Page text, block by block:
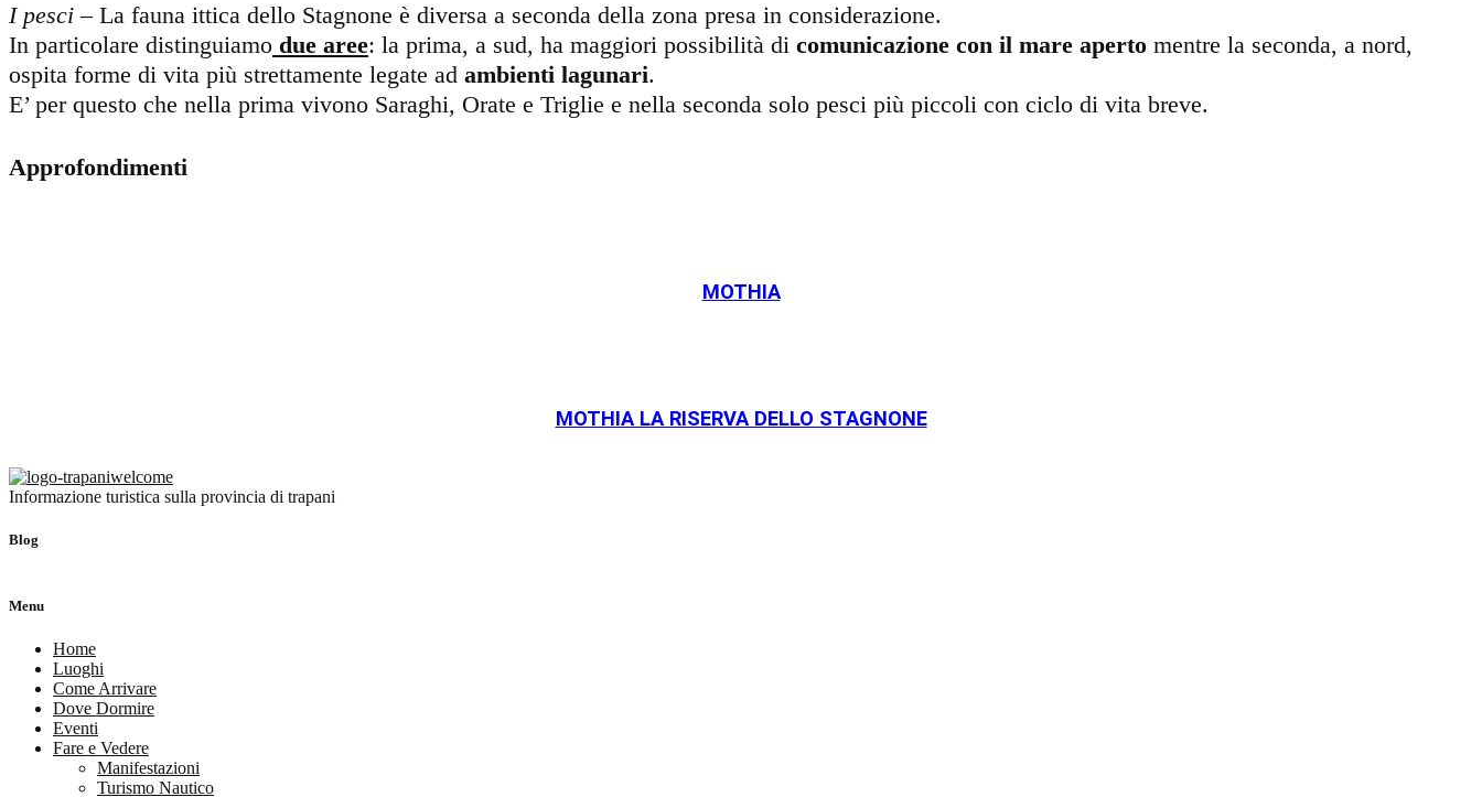
I pesci– La fauna ittica dello Stagnone è diversa a seconda della zona presa in considerazione.
In particolare distinguiamo due aree: la prima, a sud, ha maggiori possibilità di comunicazione con il mare aperto mentre la seconda, a nord,
ospita forme di vita più strettamente legate ad ambienti lagunari.
E’ per questo che nella prima vivono Saraghi, Orate e Triglie e nella seconda solo pesci più piccoli con ciclo di vita breve.
Approfondimenti
MOTHIA
MOTHIA LA RISERVA DELLO STAGNONE
Informazione turistica sulla provincia di trapani
Blog
Menu
Home
Luoghi
Come Arrivare
Dove Dormire
Eventi
Fare e Vedere
Manifestazioni
Turismo Nautico